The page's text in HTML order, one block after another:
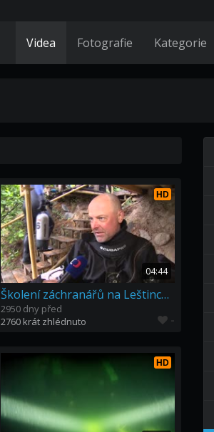
Videa Fotografie Kategorie
HD
04:44
Školení záchranářů na Leštince u Skutče
2950 dny před
2760 krát zhlédnuto
-
HD